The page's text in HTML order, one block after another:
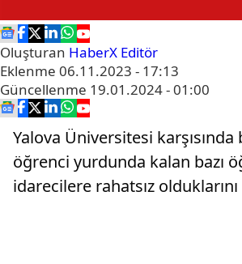
Oluşturan HaberX Editör
Eklenme 06.11.2023 - 17:13
Güncellenme 19.01.2024 - 01:00
Yalova Üniversitesi karşısında
öğrenci yurdunda kalan bazı
idarecilere rahatsız